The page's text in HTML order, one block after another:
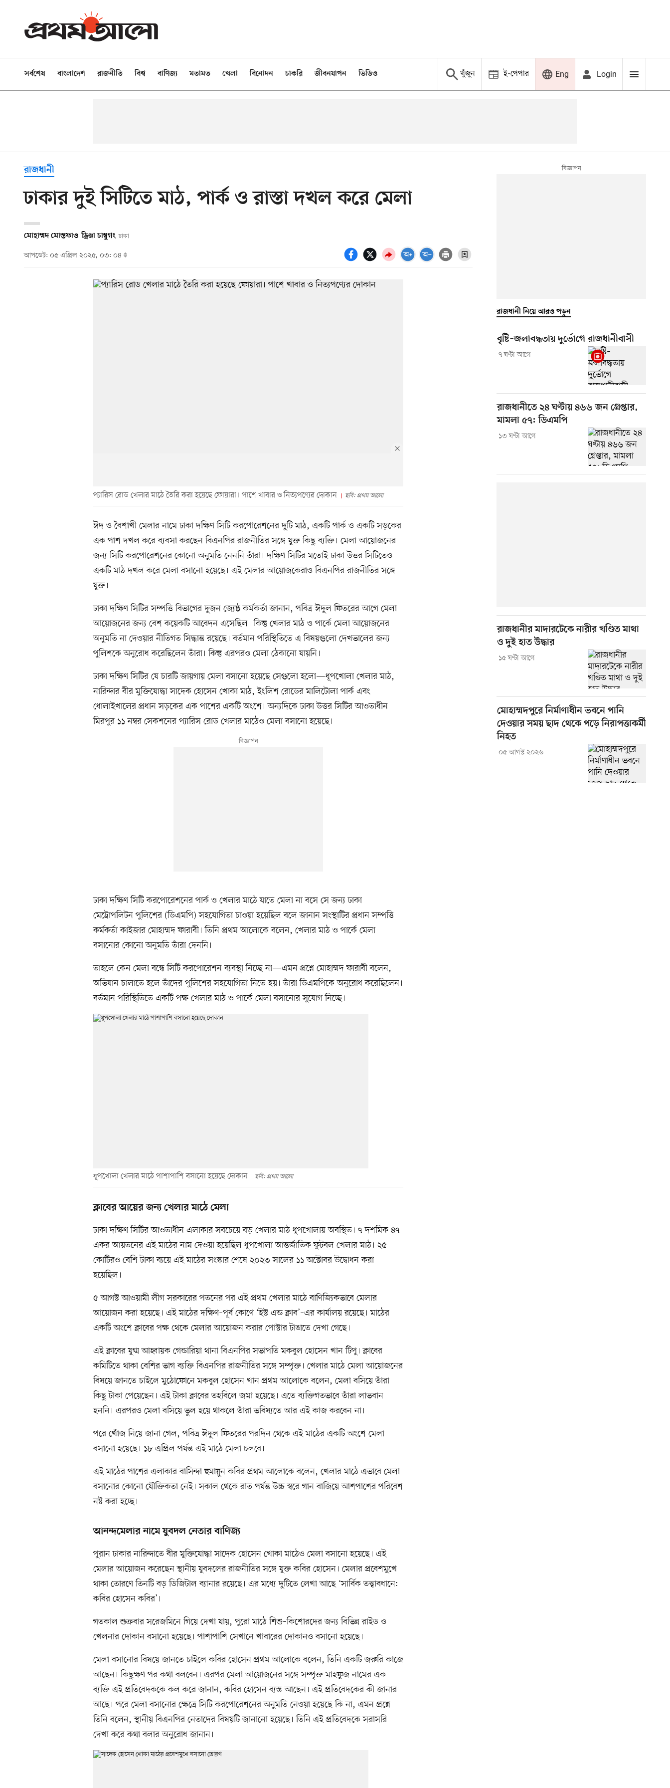
সর্বশেষ বাংলাদেশ রাজনীতি বিশ্ব বাণিজ্য মতামত খেলা বিনোদন চাকরি জীবনযাপন ভিডিও খুঁজুন ই-পেপার Eng Login
রাজধানী
ঢাকার দুই সিটিতে মাঠ, পার্ক ও রাস্তা দখল করে মেলা
মোহাম্মদ মোস্তফাও ড্রিঞ্জা চাম্বুগং ঢাকা
আপডেট: ০৫ এপ্রিল ২০২৫, ০৩: ০৪
প্যারিস রোড খেলার মাঠে তৈরি করা হয়েছে ফোয়ারা। পাশে খাবার ও নিত্যপণ্যের দোকান ছবি: প্রথম আলো
ঈদ ও বৈশাখী মেলার নামে ঢাকা দক্ষিণ সিটি করপোরেশনের দুটি মাঠ, একটি পার্ক ও একটি সড়কের
এক পাশ দখল করে ব্যবসা করছেন বিএনপির রাজনীতির সঙ্গে যুক্ত কিছু ব্যক্তি। মেলা আয়োজনের
জন্য সিটি করপোরেশনের কোনো অনুমতি নেননি তাঁরা। দক্ষিণ সিটির মতোই ঢাকা উত্তর সিটিতেও
একটি মাঠ দখল করে মেলা বসানো হয়েছে। এই মেলার আয়োজকেরাও বিএনপির রাজনীতির সঙ্গে
যুক্ত।
ঢাকা দক্ষিণ সিটির সম্পত্তি বিভাগের দুজন জ্যেষ্ঠ কর্মকর্তা জানান, পবিত্র ঈদুল ফিতরের আগে মেলা
আয়োজনের জন্য বেশ কয়েকটি আবেদন এসেছিল। কিন্তু খেলার মাঠ ও পার্কে মেলা আয়োজনের
অনুমতি না দেওয়ার নীতিগত সিদ্ধান্ত রয়েছে। বর্তমান পরিস্থিতিতে এ বিষয়গুলো দেখভালের জন্য
পুলিশকে অনুরোধ করেছিলেন তাঁরা। কিন্তু এরপরও মেলা ঠেকানো যায়নি।
ঢাকা দক্ষিণ সিটির যে চারটি জায়গায় মেলা বসানো হয়েছে সেগুলো হলো—ধূপখোলা খেলার মাঠ,
নারিন্দার বীর মুক্তিযোদ্ধা সাদেক হোসেন খোকা মাঠ, ইংলিশ রোডের মালিটোলা পার্ক এবং
ধোলাইখালের প্রধান সড়কের এক পাশের একটি অংশে। অন্যদিকে ঢাকা উত্তর সিটির আওতাধীন
মিরপুর ১১ নম্বর সেকশনের প্যারিস রোড খেলার মাঠেও মেলা বসানো হয়েছে।
ঢাকা দক্ষিণ সিটি করপোরেশনের পার্ক ও খেলার মাঠে যাতে মেলা না বসে সে জন্য ঢাকা
মেট্রোপলিটন পুলিশের (ডিএমপি) সহযোগিতা চাওয়া হয়েছিল বলে জানান সংস্থাটির প্রধান সম্পত্তি
কর্মকর্তা কাইজার মোহাম্মদ ফারাবী। তিনি প্রথম আলোকে বলেন, খেলার মাঠ ও পার্কে মেলা
বসানোর কোনো অনুমতি তাঁরা দেননি।
তাহলে কেন মেলা বন্ধে সিটি করপোরেশন ব্যবস্থা নিচ্ছে না—এমন প্রশ্নে মোহাম্মদ ফারাবী বলেন,
অভিযান চালাতে হলে তাঁদের পুলিশের সহযোগিতা নিতে হয়। তাঁরা ডিএমপিকে অনুরোধ করেছিলেন।
বর্তমান পরিস্থিতিতে একটি পক্ষ খেলার মাঠ ও পার্কে মেলা বসানোর সুযোগ নিচ্ছে।
ধূপখোলা খেলার মাঠে পাশাপাশি বসানো হয়েছে দোকান ছবি: প্রথম আলো
ক্লাবের আয়ের জন্য খেলার মাঠে মেলা
ঢাকা দক্ষিণ সিটির আওতাধীন এলাকার সবচেয়ে বড় খেলার মাঠ ধূপখোলায় অবস্থিত। ৭ দশমিক ৪৭
একর আয়তনের এই মাঠের নাম দেওয়া হয়েছিল ধূপখোলা আন্তর্জাতিক ফুটবল খেলার মাঠ। ২৫
কোটিরও বেশি টাকা ব্যয়ে এই মাঠের সংস্কার শেষে ২০২৩ সালের ১১ অক্টোবর উদ্বোধন করা
হয়েছিল।
৫ আগস্ট আওয়ামী লীগ সরকারের পতনের পর এই প্রথম খেলার মাঠে বাণিজ্যিকভাবে মেলার
আয়োজন করা হয়েছে। এই মাঠের দক্ষিণ–পূর্ব কোণে ‘ইস্ট এন্ড ক্লাব’–এর কার্যালয় রয়েছে। মাঠের
একটি অংশে ক্লাবের পক্ষ থেকে মেলার আয়োজন করার পোস্টার টাঙাতে দেখা গেছে।
এই ক্লাবের যুগ্ম আহ্বায়ক গেন্ডারিয়া থানা বিএনপির সভাপতি মকবুল হোসেন খান টিপু। ক্লাবের
কমিটিতে থাকা বেশির ভাগ ব্যক্তি বিএনপির রাজনীতির সঙ্গে সম্পৃক্ত। খেলার মাঠে মেলা আয়োজনের
বিষয়ে জানতে চাইলে মুঠোফোনে মকবুল হোসেন খান প্রথম আলোকে বলেন, মেলা বসিয়ে তাঁরা
কিছু টাকা পেয়েছেন। এই টাকা ক্লাবের তহবিলে জমা হয়েছে। এতে ব্যক্তিগতভাবে তাঁরা লাভবান
হননি। এরপরও মেলা বসিয়ে ভুল হয়ে থাকলে তাঁরা ভবিষ্যতে আর এই কাজ করবেন না।
পরে খোঁজ নিয়ে জানা গেল, পবিত্র ঈদুল ফিতরের পরদিন থেকে এই মাঠের একটি অংশে মেলা
বসানো হয়েছে। ১৮ এপ্রিল পর্যন্ত এই মাঠে মেলা চলবে।
এই মাঠের পাশের এলাকার বাসিন্দা হুমায়ুন কবির প্রথম আলোকে বলেন, খেলার মাঠে এভাবে মেলা
বসানোর কোনো যৌক্তিকতা নেই। সকাল থেকে রাত পর্যন্ত উচ্চ স্বরে গান বাজিয়ে আশপাশের পরিবেশ
নষ্ট করা হচ্ছে।
আনন্দমেলার নামে যুবদল নেতার বাণিজ্য
পুরান ঢাকার নারিন্দাতে বীর মুক্তিযোদ্ধা সাদেক হোসেন খোকা মাঠেও মেলা বসানো হয়েছে। এই
মেলার আয়োজন করেছেন স্থানীয় যুবদলের রাজনীতির সঙ্গে যুক্ত কবির হোসেন। মেলার প্রবেশমুখে
থাকা তোরণে তিনটি বড় ডিজিটাল ব্যানার রয়েছে। এর মধ্যে দুটিতে লেখা আছে ‘সার্বিক তত্ত্বাবধানে:
কবির হোসেন কবির’।
গতকাল শুক্রবার সরেজমিনে গিয়ে দেখা যায়, পুরো মাঠে শিশু–কিশোরদের জন্য বিভিন্ন রাইড ও
খেলনার দোকান বসানো হয়েছে। পাশাপাশি সেখানে খাবারের দোকানও বসানো হয়েছে।
মেলা বসানোর বিষয়ে জানতে চাইলে কবির হোসেন প্রথম আলোকে বলেন, তিনি একটি জরুরি কাজে
আছেন। কিছুক্ষণ পর কথা বলবেন। এরপর মেলা আয়োজনের সঙ্গে সম্পৃক্ত মাহফুজ নামের এক
ব্যক্তি এই প্রতিবেদককে কল করে জানান, কবির হোসেন ব্যস্ত আছেন। এই প্রতিবেদকের কী জানার
আছে। পরে মেলা বসানোর ক্ষেত্রে সিটি করপোরেশনের অনুমতি নেওয়া হয়েছে কি না, এমন প্রশ্নে
তিনি বলেন, স্থানীয় বিএনপির নেতাদের বিষয়টি জানানো হয়েছে। তিনি এই প্রতিবেদকে সরাসরি
দেখা করে কথা বলার অনুরোধ জানান।
রাজধানী নিয়ে আরও পড়ুন
বৃষ্টি–জলাবদ্ধতায় দুর্ভোগে রাজধানীবাসী
৭ ঘণ্টা আগে
রাজধানীতে ২৪ ঘণ্টায় ৪৬৬ জন গ্রেপ্তার,
মামলা ৫৭: ডিএমপি
১৩ ঘণ্টা আগে
রাজধানীর মাদারটেকে নারীর খণ্ডিত মাথা
ও দুই হাত উদ্ধার
১৫ ঘণ্টা আগে
মোহাম্মদপুরে নির্মাণাধীন ভবনে পানি
দেওয়ার সময় ছাদ থেকে পড়ে নিরাপত্তাকর্মী
নিহত
০৫ আগস্ট ২০২৬